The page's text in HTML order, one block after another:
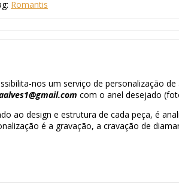
Romantis
nos um serviço de personalização
com o anel desejado
ao design e estrutura de cada peça, é
é a gravação, a cravação de